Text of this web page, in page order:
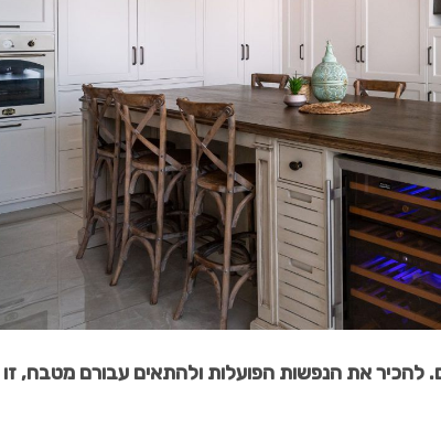
להכיר את הנפשות הפועלות ולהתאים עבורם מטבח, זו